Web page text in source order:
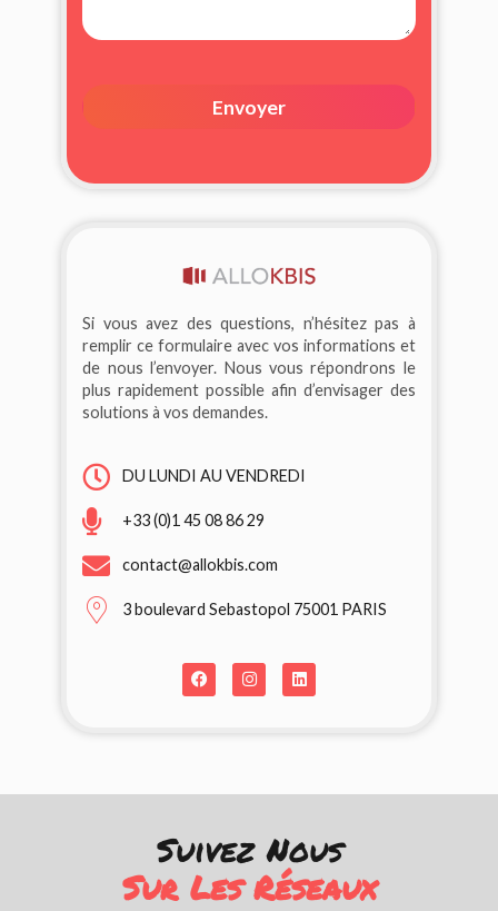
Envoyer
Si vous avez des questions, n’hésitez pas à
remplir ce formulaire avec vos informations et
de nous l’envoyer. Nous vous répondrons le
plus rapidement possible afin d’envisager des
solutions à vos demandes.
DU LUNDI AU VENDREDI
+33 (0)1 45 08 86 29
contact@allokbis.com
3 boulevard Sebastopol 75001 PARIS
Suivez Nous
Sur Les Réseaux